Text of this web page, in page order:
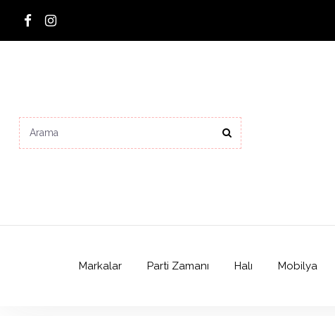
Markalar Parti Zamanı Halı Mobilya